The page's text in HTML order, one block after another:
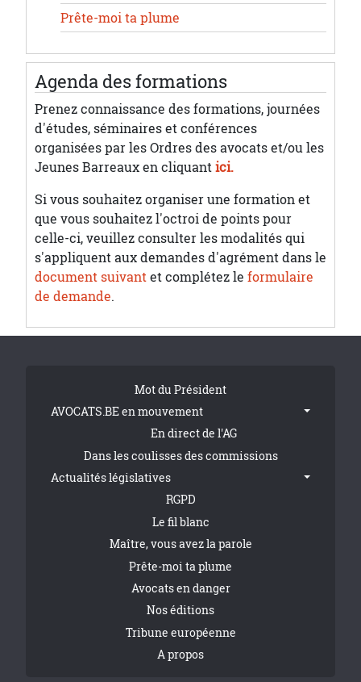
Prête-moi ta plume
Agenda des formations
Prenez connaissance des formations, journées
d'études, séminaires et conférences
organisées par les Ordres des avocats et/ou les
Jeunes Barreaux en cliquantici.
Si vous souhaitez organiser une formation et
que vous souhaitez l'octroi de points pour
celle-ci, veuillez consulter les modalités qui
s'appliquent aux demandes d'agrément dans le
document suivantet complétez le formulaire
de demande.
Tribune FooterMot du Président
AVOCATS.BE en mouvement
En direct de l'AG
Dans les coulisses des commissions
Actualités législatives
RGPD
Le fil blanc
Maître, vous avez la parole
Prête-moi ta plume
Avocats en danger
Nos éditions
Tribune européenne
A propos